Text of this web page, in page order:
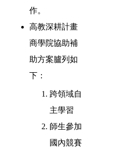
作。
高教深耕計畫
商學院協助補
助方案臚列如
下：
跨領域自
主學習
師生參加
國內競賽